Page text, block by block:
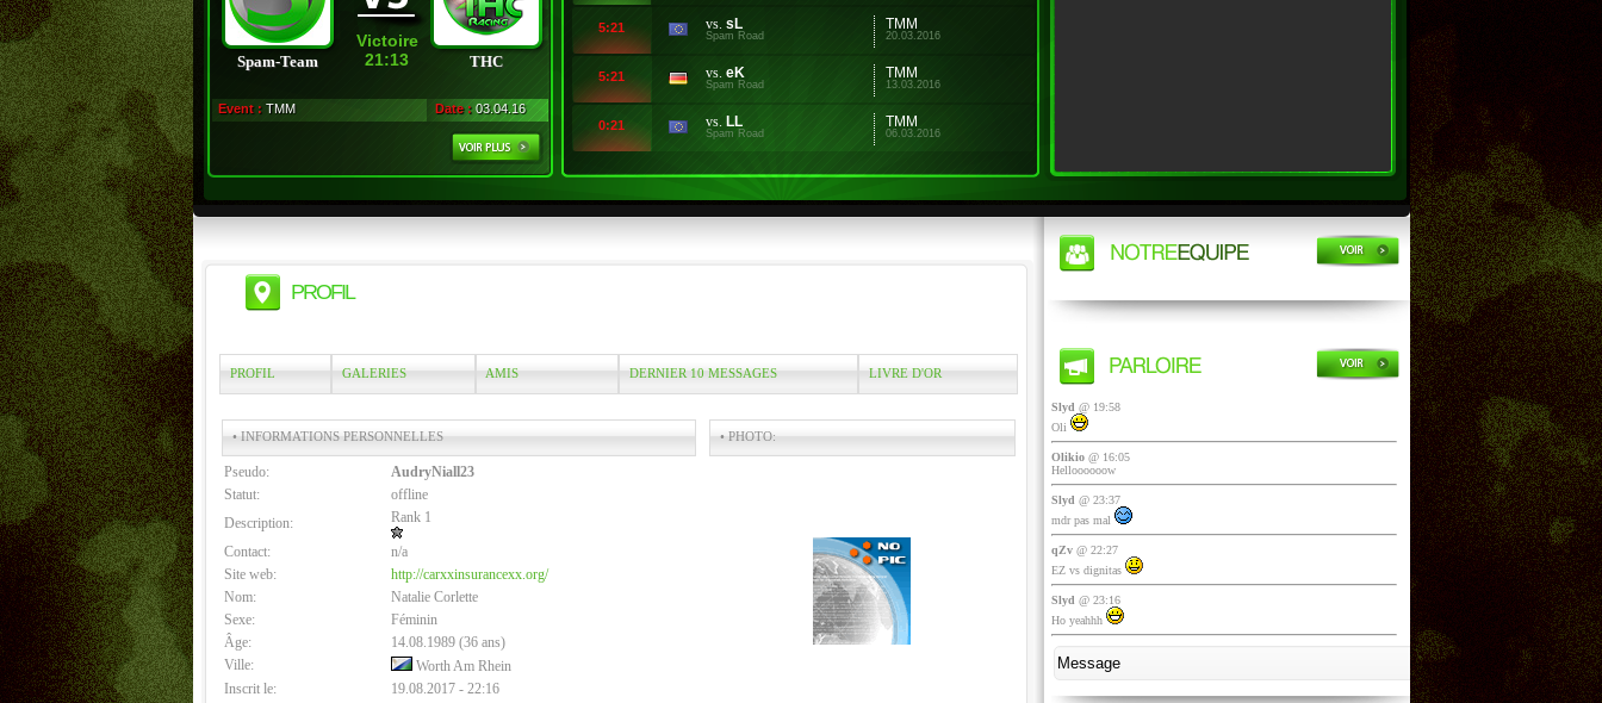
Spam-Team
Victoire
21:13
THC
Event : TMM Date : 03.04.16
5:21 vs. sL
Spam Road
TMM
20.03.2016
5:21 vs. eK
Spam Road
TMM
13.03.2016
0:21 vs. LL
Spam Road
TMM
06.03.2016
PROFIL
PROFIL GALERIES AMIS DERNIER 10 MESSAGES LIVRE D'OR
• INFORMATIONS PERSONNELLES
Pseudo:
AudryNiall23
Statut:
offline
Description:
Rank 1
Contact:
n/a
Site web:
http://carxxinsurancexx.org/
Nom:
Natalie Corlette
Sexe:
Féminin
Âge:
14.08.1989 (36 ans)
Ville:
Worth Am Rhein
Inscrit le:
19.08.2017 - 22:16
• PHOTO:
Slyd @ 19:58
Oli
Olikio@ 16:05
Helloooooow
Slyd @ 23:37
mdr pas mal
qZv@ 22:27
EZ vs dignitas
Slyd @ 23:16
Ho yeahhh